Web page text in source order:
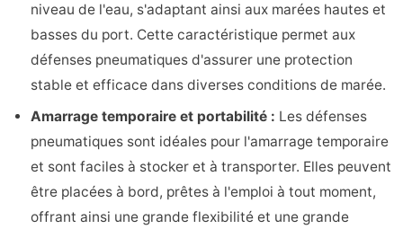
niveau de l'eau, s'adaptant ainsi aux marées hautes et
basses du port. Cette caractéristique permet aux
défenses pneumatiques d'assurer une protection
stable et efficace dans diverses conditions de marée.
Amarrage temporaire et portabilité : Les défenses
pneumatiques sont idéales pour l'amarrage temporaire
et sont faciles à stocker et à transporter. Elles peuvent
être placées à bord, prêtes à l'emploi à tout moment,
offrant ainsi une grande flexibilité et une grande